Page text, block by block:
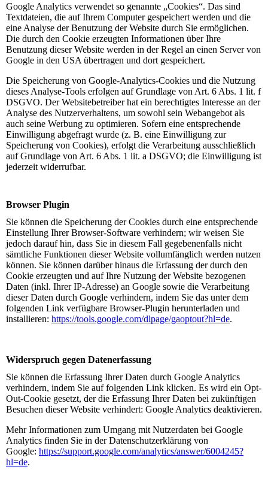
Google Analytics verwendet so genannte „Cookies“. Das sind
Textdateien, die auf Ihrem Computer gespeichert werden und die
eine Analyse der Benutzung der Website durch Sie ermöglichen.
Die durch den Cookie erzeugten Informationen über Ihre
Benutzung dieser Website werden in der Regel an einen Server von
Google in den USA übertragen und dort gespeichert.
Die Speicherung von Google-Analytics-Cookies und die Nutzung
dieses Analyse-Tools erfolgen auf Grundlage von Art. 6 Abs. 1 lit. f
DSGVO. Der Websitebetreiber hat ein berechtigtes Interesse an der
Analyse des Nutzerverhaltens, um sowohl sein Webangebot als
auch seine Werbung zu optimieren. Sofern eine entsprechende
Einwilligung abgefragt wurde (z. B. eine Einwilligung zur
Speicherung von Cookies), erfolgt die Verarbeitung ausschließlich
auf Grundlage von Art. 6 Abs. 1 lit. a DSGVO; die Einwilligung ist
jederzeit widerrufbar.
Browser Plugin
Sie können die Speicherung der Cookies durch eine entsprechende
Einstellung Ihrer Browser-Software verhindern; wir weisen Sie
jedoch darauf hin, dass Sie in diesem Fall gegebenenfalls nicht
sämtliche Funktionen dieser Website vollumfänglich werden nutzen
können. Sie können darüber hinaus die Erfassung der durch den
Cookie erzeugten und auf Ihre Nutzung der Website bezogenen
Daten (inkl. Ihrer IP-Adresse) an Google sowie die Verarbeitung
dieser Daten durch Google verhindern, indem Sie das unter dem
folgenden Link verfügbare Browser-Plugin herunterladen und
installieren: https://tools.google.com/dlpage/gaoptout?hl=de.
Widerspruch gegen Datenerfassung
Sie können die Erfassung Ihrer Daten durch Google Analytics
verhindern, indem Sie auf folgenden Link klicken. Es wird ein Opt-
Out-Cookie gesetzt, der die Erfassung Ihrer Daten bei zukünftigen
Besuchen dieser Website verhindert: Google Analytics deaktivieren.
Mehr Informationen zum Umgang mit Nutzerdaten bei Google
Analytics finden Sie in der Datenschutzerklärung von
Google: https://support.google.com/analytics/answer/6004245?
hl=de.